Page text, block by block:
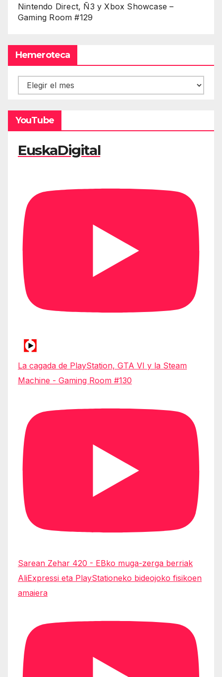
Nintendo Direct, Ñ3 y Xbox Showcase –
Gaming Room #129
Hemeroteca
Hemeroteca
YouTube
EuskaDigital
La cagada de PlayStation, GTA VI y la Steam
Machine - Gaming Room #130
Sarean Zehar 420 - EBko muga-zerga berriak
AliExpressi eta PlayStationeko bideojoko fisikoen
amaiera